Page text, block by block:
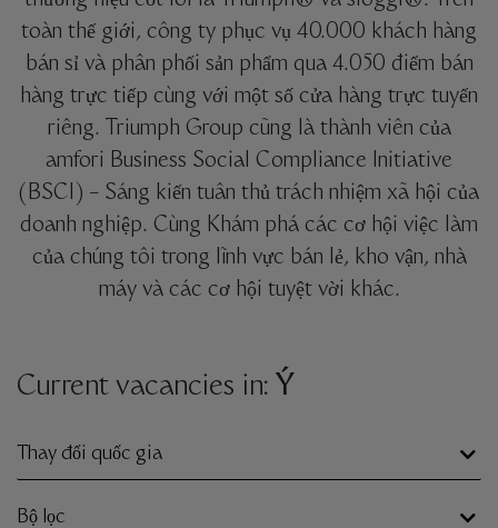
toàn thế giới, công ty phục vụ 40.000 khách hàng
bán sỉ và phân phối sản phẩm qua 4.050 điểm bán
hàng trực tiếp cùng với một số cửa hàng trực tuyến
riêng. Triumph Group cũng là thành viên của
amfori Business Social Compliance Initiative
(BSCI) – Sáng kiến tuân thủ trách nhiệm xã hội của
doanh nghiệp. Cùng Khám phá các cơ hội việc làm
của chúng tôi trong lĩnh vực bán lẻ, kho vận, nhà
máy và các cơ hội tuyệt vời khác.
Current vacancies in: Ý
Thay đổi quốc gia
Bộ lọc